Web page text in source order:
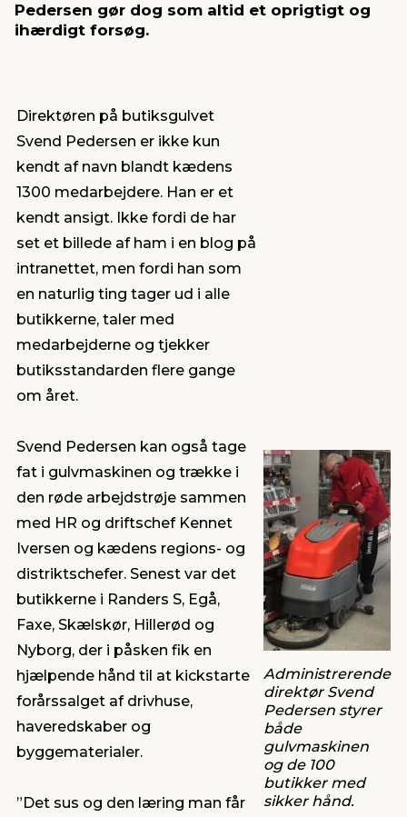
& ukrudt
& sikkerhed
& standere
fittings
udendørs spa
Pedersen gør dog som altid et oprigtigt og
ihærdigt forsøg.
Direktøren på butiksgulvet
Svend Pedersen er ikke kun
kendt af navn blandt kædens
1300 medarbejdere. Han er et
kendt ansigt. Ikke fordi de har
set et billede af ham i en blog på
intranettet, men fordi han som
en naturlig ting tager ud i alle
butikkerne, taler med
medarbejderne og tjekker
butiksstandarden flere gange
om året.
Svend Pedersen kan også tage
fat i gulvmaskinen og trække i
den røde arbejdstrøje sammen
med HR og driftschef Kennet
Iversen og kædens regions- og
distriktschefer. Senest var det
butikkerne i Randers S, Egå,
Faxe, Skælskør, Hillerød og
Nyborg, der i påsken fik en
hjælpende hånd til at kickstarte
forårssalget af drivhuse,
haveredskaber og
byggematerialer.
”Det sus og den læring man får
Administrerende
direktør Svend
Pedersen styrer
både
gulvmaskinen
og de 100
butikker med
sikker hånd.